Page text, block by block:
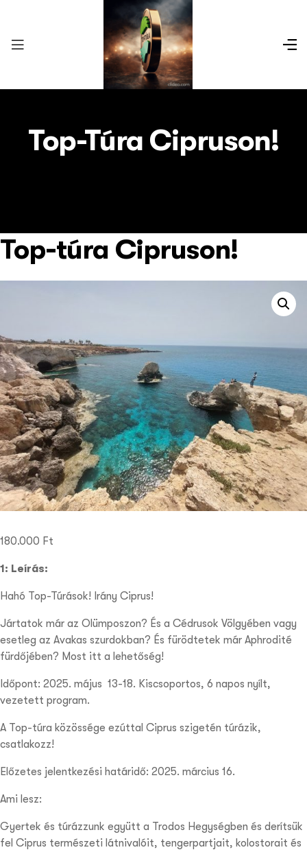
Top-Túra Cipruson!
Top-túra Cipruson!
180.000 Ft
1: Leírás:
Hahó Top-Túrások! Irány Ciprus!
Jártatok már az Olümposzon? És a Cédrusok Völgyében vagy
esetleg az Avakas szurdokban? És fürödtetek már Aphrodité
fürdőjében? Most itt a lehetőség!
Időpont: 2025. május 13-18. Kiscsoportos, 6 napos nyílt,
vezetett program.
A Top-túra közössége ezúttal Ciprus szigetén túrázik,
csatlakozz!
Előzetes jelentkezési határidő: 2025. március 16.
Ami lesz:
Gyertek és túrázzunk együtt a Trodos Hegységben és derítsük
fel Ciprus természeti látnivalóit, tengerpartjait, kolostorait és